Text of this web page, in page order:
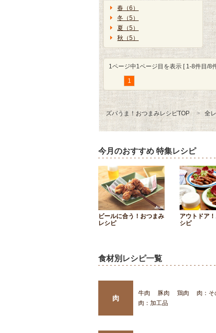
春（6）
冬（5）
夏（5）
秋（5）
1ページ中1ページ目を表示 [ 1-8件目/8
1
ズバうま！おつまみレシピTOP 全
今月のおすすめ 特集レシピ
ビールに合う！おつまみ
レシピ
アウトドア
シピ
食材別レシピ一覧
肉
牛肉 豚肉 鶏肉
肉：そ
肉：加工品